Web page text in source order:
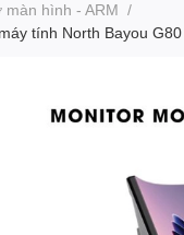
màn hình - ARM /
tính North Bayou